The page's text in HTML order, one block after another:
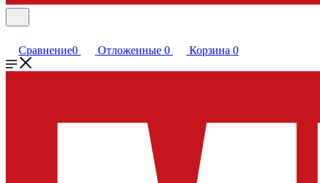
Сравнение0 Отложенные 0 Корзина 0